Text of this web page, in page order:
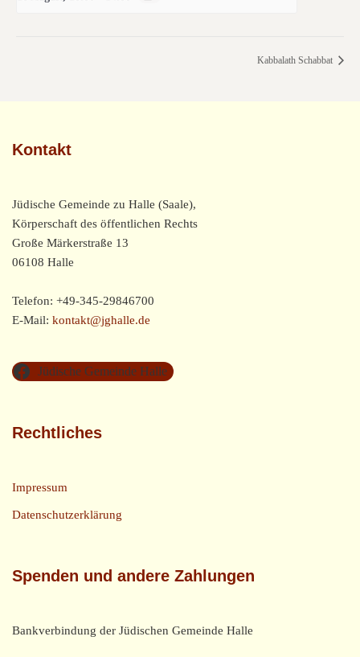
Kabbalath Schabbat
Kontakt
Jüdische Gemeinde zu Halle (Saale),
Körperschaft des öffentlichen Rechts
Große Märkerstraße 13
06108 Halle
Telefon: +49-345-29846700
E-Mail: kontakt@jghalle.de
Jüdische Gemeinde Halle
Rechtliches
Impressum
Datenschutzerklärung
Spenden und andere Zahlungen
Bankverbindung der Jüdischen Gemeinde Halle